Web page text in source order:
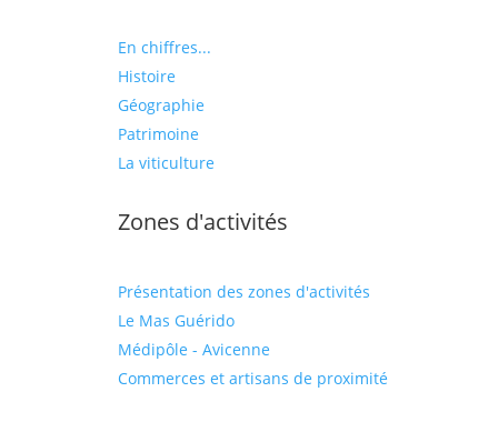
En chiffres...
Histoire
Géographie
Patrimoine
La viticulture
Zones d'activités
Présentation des zones d'activités
Le Mas Guérido
Médipôle - Avicenne
Commerces et artisans de proximité